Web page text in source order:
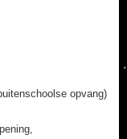
opvang)